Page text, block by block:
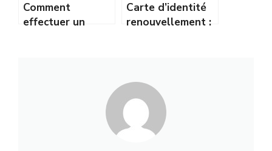
Comment
effectuer un
Carte d’identité
renouvellement :
pratiques